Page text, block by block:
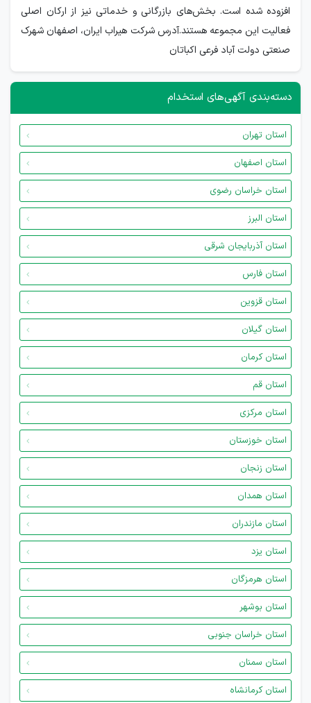
افزوده شده است. بخش‌های بازرگانی و خدماتی نیز از ارکان اصلی
فعالیت این مجموعه هستند.آدرس شرکت هیراب ایران، اصفهان شهرک
صنعتی دولت آباد فرعی اکباتان
دسته‌بندی آگهی‌های استخدام
استان تهران
استان اصفهان
استان خراسان رضوی
استان البرز
استان آذربایجان شرقی
استان فارس
استان قزوین
استان گیلان
استان کرمان
استان قم
استان مرکزی
استان خوزستان
استان زنجان
استان همدان
استان مازندران
استان یزد
استان هرمزگان
استان بوشهر
استان خراسان جنوبی
استان سمنان
استان کرمانشاه